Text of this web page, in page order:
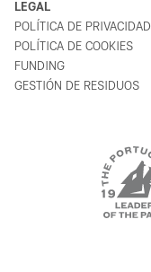
LEGAL
POLÍTICA DE PRIVACIDAD
POLÍTICA DE COOKIES
FUNDING
GESTIÓN DE RESIDUOS